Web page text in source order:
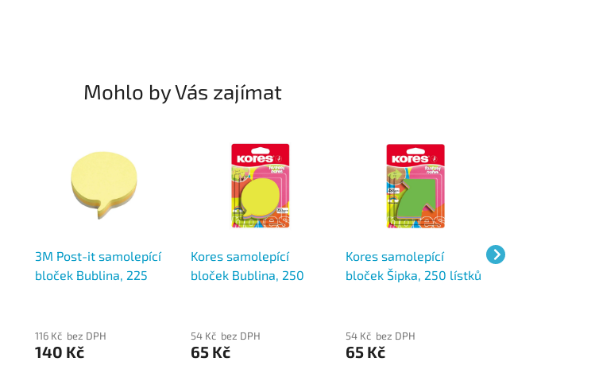
Mohlo by Vás zajímat
3M Post-it samolepící
bloček Bublina, 225
116 Kč bez DPH
140 Kč
Kores samolepící
bloček Bublina, 250
54 Kč bez DPH
65 Kč
Kores samolepící
bloček Šipka, 250 lístků
54 Kč bez DPH
65 Kč
Kores samolepící